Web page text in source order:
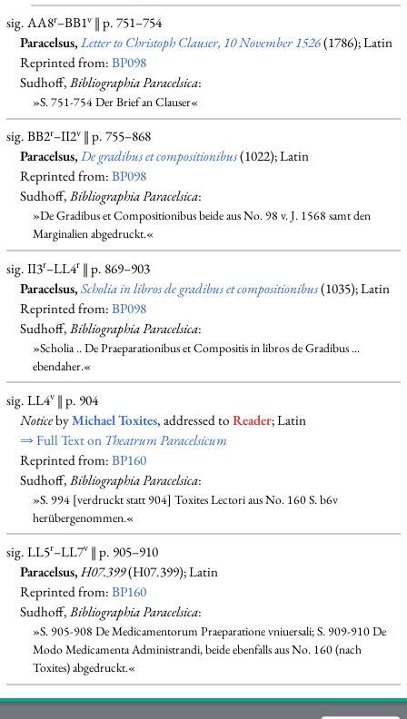
sig. AA8r–BB1v‖ p. 751–754
Paracelsus,Letter to Christoph Clauser, 10 November 1526(1786); Latin
Reprinted from:BP098
Sudhoff,Bibliographia Paracelsica:
»S. 751-754 Der Brief an Clauser«
sig. BB2r–II2v‖ p. 755–868
Paracelsus,De gradibus et compositionibus(1022); Latin
Reprinted from:BP098
Sudhoff,Bibliographia Paracelsica:
»De Gradibus et Compositionibus beide aus No. 98 v. J. 1568 samt den
Marginalien abgedruckt.«
sig. II3r–LL4r‖ p. 869–903
Paracelsus,Scholia in libros de gradibus et compositionibus(1035); Latin
Reprinted from:BP098
Sudhoff,Bibliographia Paracelsica:
»Scholia .. De Praeparationibus et Compositis in libros de Gradibus ...
ebendaher.«
sig. LL4v‖ p. 904
NoticebyMichael Toxites, addressed toReader; Latin
⇒ Full Text on Theatrum Paracelsicum
Reprinted from:BP160
Sudhoff,Bibliographia Paracelsica:
»S. 994 [verdruckt statt 904] Toxites Lectori aus No. 160 S. b6v
herübergenommen.«
sig. LL5r–LL7v‖ p. 905–910
Paracelsus,H07.399(H07.399); Latin
Reprinted from:BP160
Sudhoff,Bibliographia Paracelsica:
»S. 905-908 De Medicamentorum Praeparatione vniuersali; S. 909-910 De
Modo Medicamenta Administrandi, beide ebenfalls aus No. 160 (nach
Toxites) abgedruckt.«